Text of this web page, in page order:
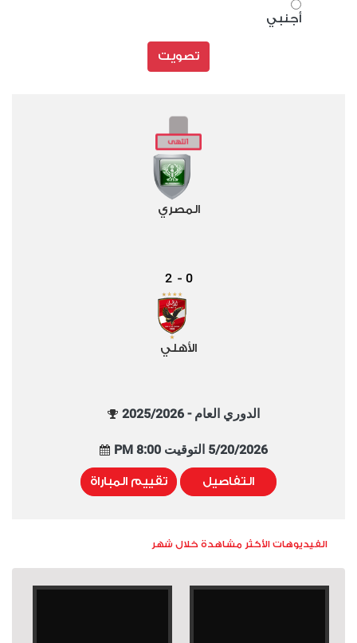
أجنبي
تصويت
المصري
0
-
2
الأهلي
الدوري العام - 2025/2026
5/20/2026 التوقيت 8:00 PM
التفاصيل تقييم المباراة
الفيديوهات الأكثر مشاهدة خلال شهر